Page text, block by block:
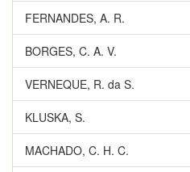
FERNANDES, A. R.
BORGES, C. A. V.
VERNEQUE, R. da S.
KLUSKA, S.
MACHADO, C. H. C.